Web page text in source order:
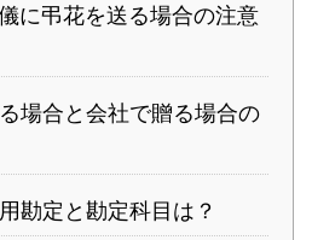
に弔花を送る場合の注意
場合と会社で贈る場合の
勘定と勘定科目は？